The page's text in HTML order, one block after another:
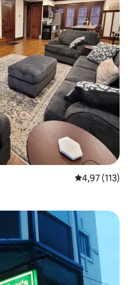
Note
4,97 (113)